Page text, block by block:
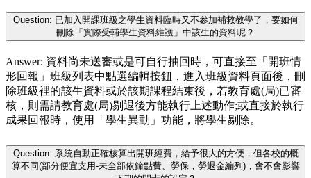
Question: 已加入開課班級之學生資料臨時又不參加補救教學了，要如何
刪除「實際受輔學生資料維護」中該生的資料呢？
Answer: 資料尚未送審或是可自行抽回時，可直接至「開班情
形回報」班級列表中點選編輯按鈕，進入班級資料頁面後，刪
除班級裡的該生資料或於該期課程結束後，若教育處(局)已審
核，則需請教育處(局)剔退後方能執行上述動作;或直接於執行
成果回報時，使用「學生異動」功能，將學生剔除。
Question: 系統自動正確核算出開班經費，給予很大的方便，但各校的概
算不同(部分便宜支用-未全部依鐘點費、勞保，勞退金編列)，會不會影響